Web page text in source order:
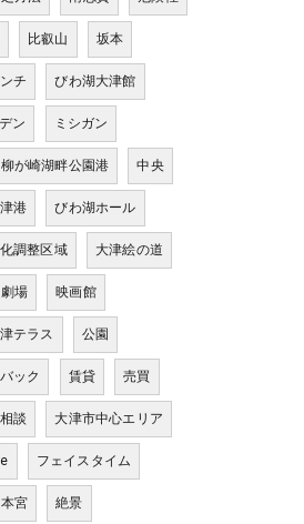
比叡山 坂本
チ びわ湖大津館
ン ミシガン
柳が崎湖畔公園港 中央
港 びわ湖ホール
調整区域 大津絵の道
劇場 映画館
テラス 公園
ック 賃貸 売買
談 大津市中心エリア
フェイスタイム
本宮 絶景